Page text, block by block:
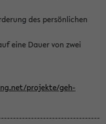
des persönlichen
eine Dauer von zwei
projekte/geh-